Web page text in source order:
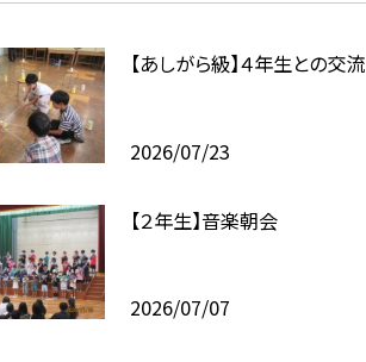
【あしがら級】４年生との交流
2026/07/23
【２年生】音楽朝会
2026/07/07